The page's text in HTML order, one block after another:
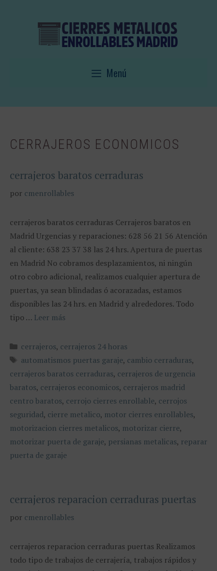
Menú
CERRAJEROS ECONOMICOS
cerrajeros baratos cerraduras
por cmenrollables
cerrajeros baratos cerraduras Cerrajeros baratos en
Madrid Urgencias y reparaciones: 628 56 21 56 Atención
al cliente: 638 23 37 38 las 24 hrs. Apertura de puertas
en Madrid No cobramos desplazamientos, ni ningún
otro cobro adicional, realizamos cualquier apertura de
puertas, ya sean blindadas ó acorazadas, estamos
disponibles las 24 hrs. en Madrid y alrededores. Todo
tipo … Leer más
Categorías
cerrajeros, cerrajeros 24 horas
Etiquetas
automatismos puertas garaje, cambio cerraduras,
cerrajeros baratos cerraduras, cerrajeros de urgencia
baratos, cerrajeros economicos, cerrajeros madrid
centro baratos, cerrojo cierres enrollable, cerrojos
seguridad, cierre metalico, motor cierres enrollables,
motorizacion cierres metalicos, motorizar cierre,
motorizar puerta de garaje, persianas metalicas, reparar
puerta de garaje
cerrajeros reparacion cerraduras puertas
por cmenrollables
cerrajeros reparacion cerraduras puertas Realizamos
todo tipo de trabajos de cerrajería, trabajos rápidos y